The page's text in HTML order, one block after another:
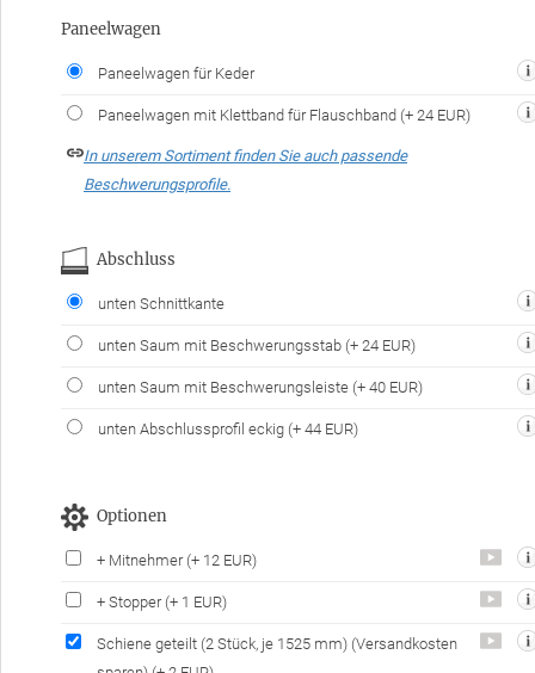
Paneelwagen
Paneelwagen für Keder
Paneelwagen mit Klettband für Flauschband (+ 24 EUR)
In unserem Sortiment finden Sie auch passende
Beschwerungsprofile.
Abschluss
unten Schnittkante
unten Saum mit Beschwerungsstab (+ 24 EUR)
unten Saum mit Beschwerungsleiste (+ 40 EUR)
unten Abschlussprofil eckig (+ 44 EUR)
Optionen
+ Mitnehmer (+ 12 EUR)
+ Stopper (+ 1 EUR)
Schiene geteilt (2 Stück, je 1525 mm) (Versandkosten